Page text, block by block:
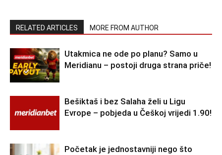
RELATED ARTICLES MORE FROM AUTHOR
Utakmica ne ode po planu? Samo u
Meridianu – postoji druga strana priče!
Bešiktaš i bez Salaha želi u Ligu
Evrope – pobjeda u Češkoj vrijedi 1.90!
Početak je jednostavniji nego što